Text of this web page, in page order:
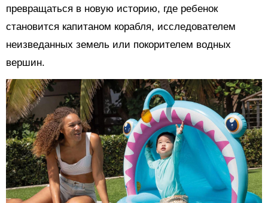
превращаться в новую историю, где ребенок
становится капитаном корабля, исследователем
неизведанных земель или покорителем водных
вершин.